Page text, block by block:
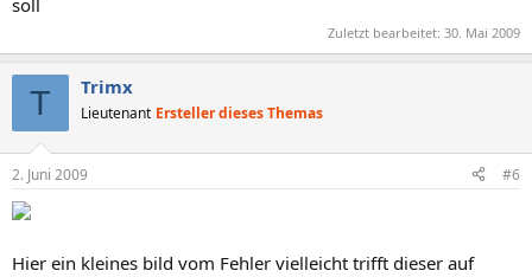
Zuletzt bearbeitet: 30. Mai 2009
T Trimx
Lieutenant Ersteller dieses Themas
2. Juni 2009 #6
Hier ein kleines bild vom Fehler vielleicht trifft dieser auf